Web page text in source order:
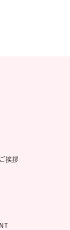
挨拶